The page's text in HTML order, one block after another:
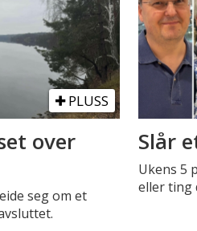
PLUSS
over
seg om et
Slår
Ukens 5
eller ting